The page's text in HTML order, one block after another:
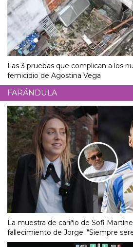
Las 3 pruebas que complican a los
femicidio de Agostina Vega
FARÁNDULA
La muestra de cariño de Sofi
fallecimiento de Jorge: "Siempre